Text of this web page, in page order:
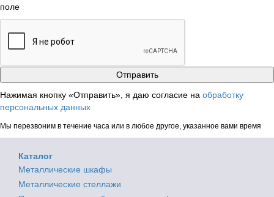
поле
Нажимая кнопку «Отправить», я даю согласие на обработку
персональных данных
Мы перезвоним в течение часа или в любое другое, указанное вами время
Каталог
Металлические шкафы
Металлические стеллажи